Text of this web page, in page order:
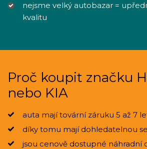
nejsme velký autobazar =
kvalitu
Proč koupit značku
nebo KIA
auta mají tovární záruku 5 až 7
díky tomu mají dohledatelnou
jsou cenově dostupné náhradní